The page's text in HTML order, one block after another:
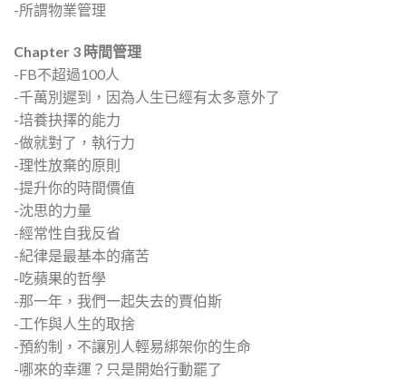
-所謂物業管理
Chapter 3 時間管理
-FB不超過100人
-千萬別遲到，因為人生已經有太多意外了
-培養抉擇的能力
-做就對了，執行力
-理性放棄的原則
-提升你的時間價值
-沈思的力量
-經常性自我反省
-紀律是最基本的痛苦
-吃蘋果的哲學
-那一年，我們一起失去的賈伯斯
-工作與人生的取捨
-預約制，不讓別人輕易綁架你的生命
-哪來的幸運？只是開始行動罷了